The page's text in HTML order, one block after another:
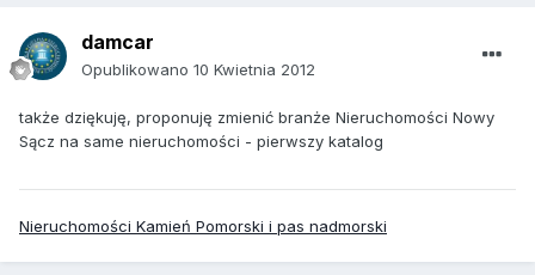
damcar
Opublikowano 10 Kwietnia 2012
także dziękuję, proponuję zmienić branże Nieruchomości Nowy
Sącz na same nieruchomości - pierwszy katalog
Nieruchomości Kamień Pomorski i pas nadmorski